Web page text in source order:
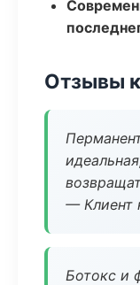
Отзывы
— Клиент
Ботокс и